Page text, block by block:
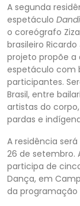
A segunda
espetáculo
o coreógrafo
brasileiro
projeto propõe a
espetáculo com
participantes.
Brasil, entre
artistas do
pardas e
A residência
26 de setembro.
participa de
Dança, em
da programação